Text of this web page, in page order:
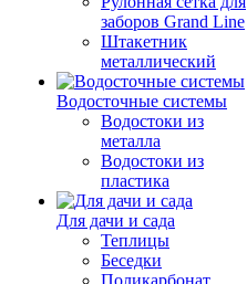
заборов Grand Line
Штакетник
металлический
Водосточные системы
Водостоки из
металла
Водостоки из
пластика
Для дачи и сада
Теплицы
Беседки
Поликарбонат